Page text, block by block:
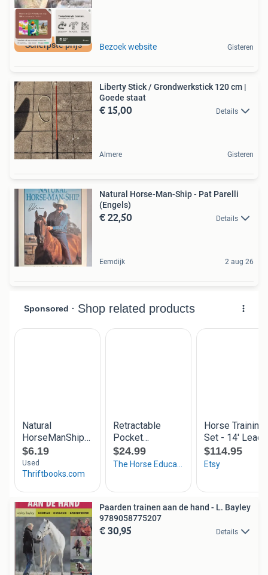
Scherpste prijs Bezoek website Gisteren
Liberty Stick / Grondwerkstick 120 cm |
Goede staat
€ 15,00 Details
Almere Gisteren
Natural Horse-Man-Ship - Pat Parelli
(Engels)
€ 22,50 Details
Eemdijk 2 aug 26
Paarden trainen aan de hand - L. Bayley
9789058775207
€ 30,95 Details